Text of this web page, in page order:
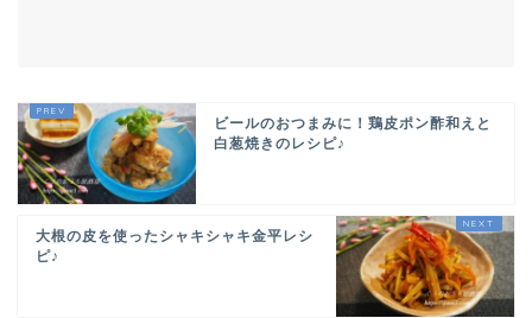
ビールのおつまみに！鶏皮ポン酢和えと
白葱焼きのレシピ♪
大根の皮を使ったシャキシャキ金平レシ
ピ♪